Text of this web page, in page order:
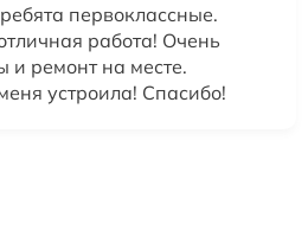
первоклассные.
работа! Очень
и ремонт на месте.
устроила! Спасибо!